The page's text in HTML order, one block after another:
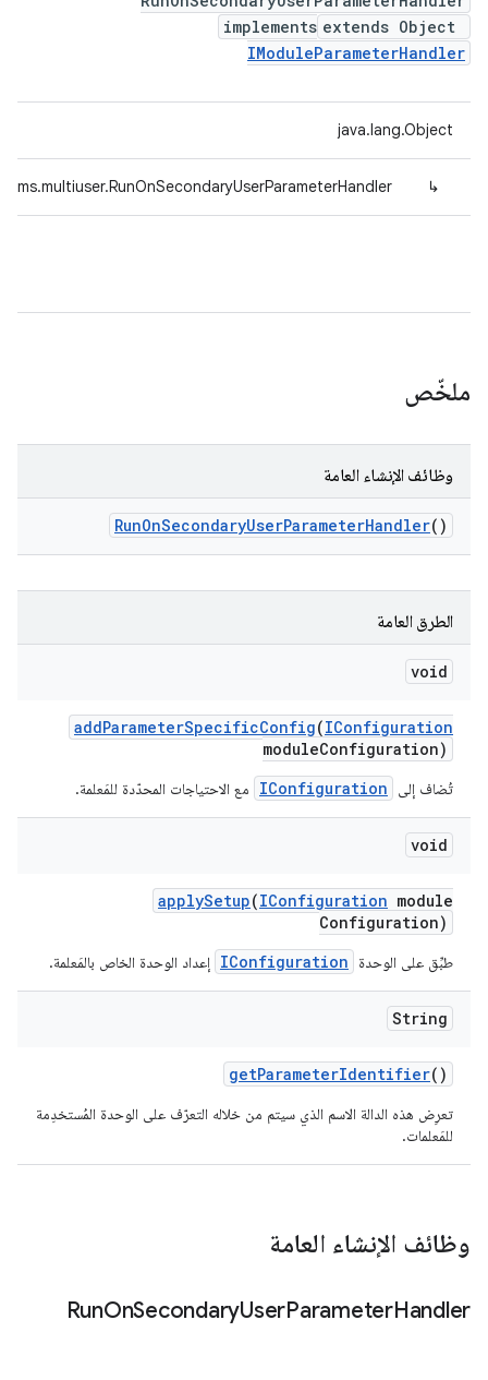
extends Object
implements
IModuleParameterHandler
java.lang.Object
↳
ملخّص
وظائف الإنشاء العامة
RunOnSecondaryUserParameterHandler()
الطرق العامة
void
addParameterSpecificConfig(IConfiguration
moduleConfiguration)
تُضاف إلى IConfiguration مع الاحتياجات المحدّدة للمَعلمة.
void
applySetup(IConfiguration module
Configuration)
طبِّق على الوحدة IConfiguration إعداد الوحدة الخاص بالمَعلمة.
String
getParameterIdentifier()
تعرِض هذه الدالة الاسم الذي سيتم من خلاله التعرّف على الوحدة المُستخدِمة
للمَعلمات.
وظائف الإنشاء العامة
RunOnSecondaryUserParameterHandler